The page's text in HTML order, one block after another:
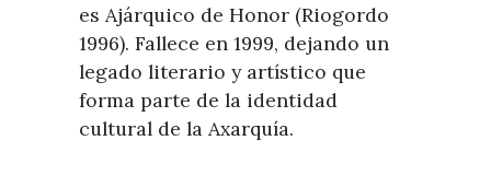
es Ajárquico de Honor (Riogordo
1996). Fallece en 1999, dejando un
legado literario y artístico que
forma parte de la identidad
cultural de la Axarquía.